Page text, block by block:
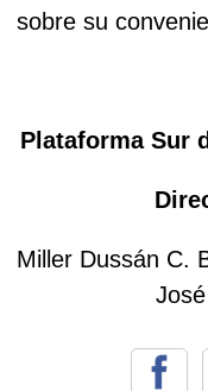
sobre su
Plataforma Sur
Miller Dussán C.